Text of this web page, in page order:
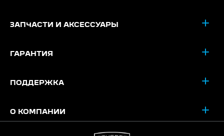
ЗАПЧАСТИ И АКСЕССУАРЫ
ГАРАНТИЯ
ПОДДЕРЖКА
О КОМПАНИИ